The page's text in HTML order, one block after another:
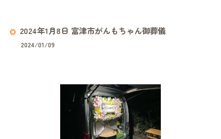
2024年1月8日 富津市がんもちゃん御葬儀
2024/01/09